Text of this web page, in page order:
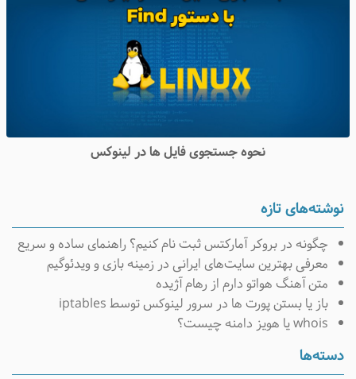
نحوه جستجوی فایل ها در لینوکس
نوشته‌های تازه
چگونه در بروکر آمارکتس ثبت نام کنیم؟ راهنمای ساده و سریع
معرفی بهترین سایت‌های ایرانی در زمینه بازی و ویدئوگیم
متن آهنگ هواتو دارم از رهام آژیده
باز یا بستن پورت ها در سرور لینوکس توسط iptables
whois یا هویز دامنه چیست؟
دسته‌ها